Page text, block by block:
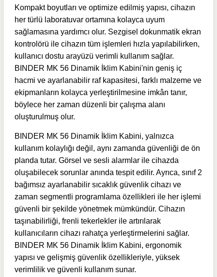
Kompakt boyutları ve optimize edilmiş yapısı, cihazın
her türlü laboratuvar ortamına kolayca uyum
sağlamasına yardımcı olur. Sezgisel dokunmatik ekran
kontrolörü ile cihazın tüm işlemleri hızla yapılabilirken,
kullanıcı dostu arayüzü verimli kullanım sağlar.
BINDER MK 56 Dinamik İklim Kabini'nin geniş iç
hacmi ve ayarlanabilir raf kapasitesi, farklı malzeme ve
ekipmanların kolayca yerleştirilmesine imkân tanır,
böylece her zaman düzenli bir çalışma alanı
oluşturulmuş olur.
BINDER MK 56 Dinamik İklim Kabini, yalnızca
kullanım kolaylığı değil, aynı zamanda güvenliği de ön
planda tutar. Görsel ve sesli alarmlar ile cihazda
oluşabilecek sorunlar anında tespit edilir. Ayrıca, sınıf 2
bağımsız ayarlanabilir sıcaklık güvenlik cihazı ve
zaman segmentli programlama özellikleri ile her işlemi
güvenli bir şekilde yönetmek mümkündür. Cihazın
taşınabilirliği, frenli tekerlekler ile artırılarak
kullanıcıların cihazı rahatça yerleştirmelerini sağlar.
BINDER MK 56 Dinamik İklim Kabini, ergonomik
yapısı ve gelişmiş güvenlik özellikleriyle, yüksek
verimlilik ve güvenli kullanım sunar.